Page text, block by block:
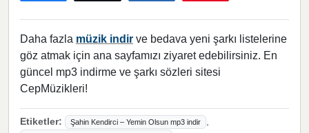
Daha fazla müzik indir ve bedava yeni şarkı listelerine
göz atmak için ana sayfamızı ziyaret edebilirsiniz. En
güncel mp3 indirme ve şarkı sözleri sitesi
CepMüzikleri!
Etiketler: Şahin Kendirci – Yemin Olsun mp3 indir